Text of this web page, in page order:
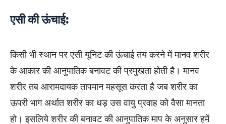
एसी की ऊंचाई:
किसी भी स्थान पर एसी यूनिट की ऊंचाई तय करने में मानव शरीर
के आकार की आनुपातिक बनावट की प्रमुखता होती है। मानव
शरीर तब आरामदायक तापमान महसूस करता है जब शरीर का
ऊपरी भाग अर्थात शरीर का धड़ उस वायु प्रवाह को वैसा मानता
हो। इसलिये शरीर की बनावट की आनुपातिक माप के अनुसार हमें